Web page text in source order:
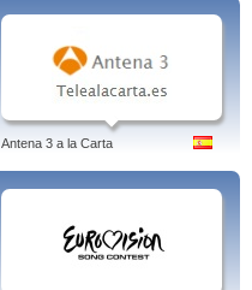
Antena 3 a la Carta